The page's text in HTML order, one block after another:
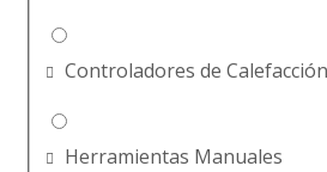
Controladores de Calefacción
Herramientas Manuales